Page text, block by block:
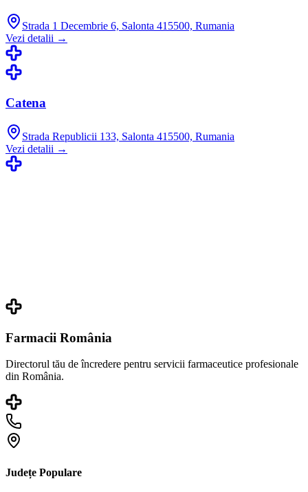
Strada 1 Decembrie 6, Salonta 415500, Rumania
Vezi detalii →
Catena
Strada Republicii 133, Salonta 415500, Rumania
Vezi detalii →
Farmacii România
Directorul tău de încredere pentru servicii farmaceutice profesionale
din România.
Județe Populare